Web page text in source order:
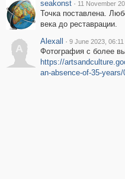
seakonst · 11 November
Точка поставлена.
века до реставрации.
A
Alexall · 9 June 2023, 06:11
Фотография с более
https://
an-absence-of-35-